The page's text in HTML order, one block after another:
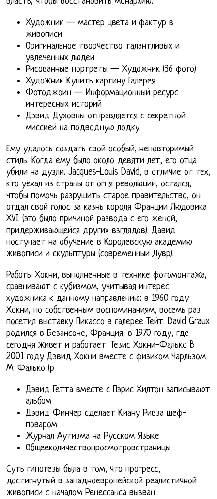
Художник — мастер цвета и фактур в
живописи
Оригинальное творчество талантливых и
увлеченных людей
Рисованные портреты — Художник (36 фото)
Художник Купить картину Галерея
Фотоджоин — Информационный ресурс
интересных историй
Дэвид Духовны отправляется с секретной
миссией на подводную лодку
Ему удалось создать свой особый, неповторимый
стиль. Когда ему было около девяти лет, его отца
убили на дуэли. Jacques-Louis David, в отличие от тех,
кто уехал из страны от огня революции, остался,
чтобы помочь разрушить старое правительство, он
отдал свой голос за казнь короля Франции Людовика
XVI (это было причиной развода с его женой,
придерживающейся других взглядов). Давид
поступает на обучение в Королевскую академию
живописи и скульптуры (современный Лувр).
Работы Хокни, выполненные в технике фотомонтажа,
сравнивают с кубизмом, учитывая интерес
художника к данному направлению: в 1960 году
Хокни, по собственным воспоминаниям, восемь раз
посетил выставку Пикассо в галерее Тейт. David Graux
родился в Безансоне, Франция, в 1970 году, где
сегодня живет и работает. Тезис Хокни-Фалько В
2001 году Дэвид Хокни вместе с физиком Чарльзом
М. Фалько (р.
Дэвид Гетта вместе с Пэрис Хилтон записывают
альбом
Дэвид Финчер сделает Киану Ривза шеф-
поваром
Журнал Аутизма на Русском Языке
Общееколичествопросмотровстраницы
Суть гипотезы была в том, что прогресс,
достигнутый в западноевропейской реалистичной
живописи с началом Ренессанса вызван